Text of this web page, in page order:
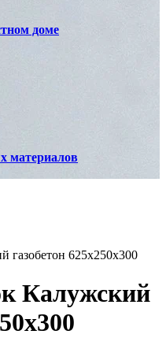
доме
материалов
газобетон 625х250х300
Калужский